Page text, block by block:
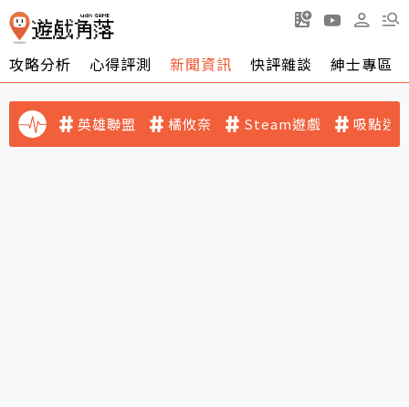
攻略分析 心得評測 新聞資訊 快評雜談 紳士專區
英雄聯盟 橘攸奈 Steam遊戲 吸點迷